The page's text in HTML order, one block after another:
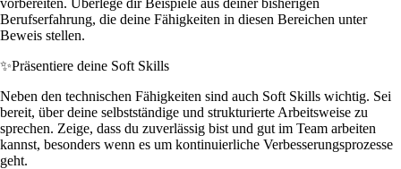
Berufserfahrung, die deine Fähigkeiten in diesen Bereichen unter
Beweis stellen.
✨Präsentiere deine Soft Skills
Neben den technischen Fähigkeiten sind auch Soft Skills wichtig. Sei
bereit, über deine selbstständige und strukturierte Arbeitsweise zu
sprechen. Zeige, dass du zuverlässig bist und gut im Team arbeiten
kannst, besonders wenn es um kontinuierliche Verbesserungsprozesse
geht.